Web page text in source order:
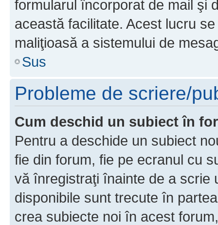
formularul încorporat de mail şi
această facilitate. Acest lucru
maliţioasă a sistemului de
Sus
Probleme de scriere/
Cum deschid un subiect în
Pentru a deschide un subiect
fie din forum, fie pe ecranul cu
vă înregistraţi înainte de a scrie
disponibile sunt trecute în
crea subiecte noi în acest